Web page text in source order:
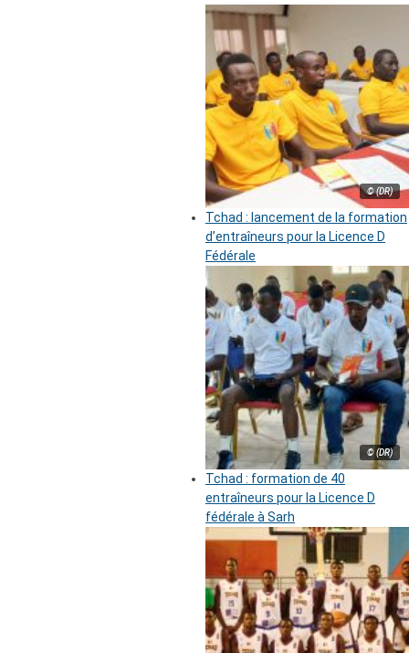
© (DR)
Tchad : lancement de la formation
d’entraîneurs pour la Licence D
Fédérale
© (DR)
Tchad : formation de 40
entraîneurs pour la Licence D
fédérale à Sarh